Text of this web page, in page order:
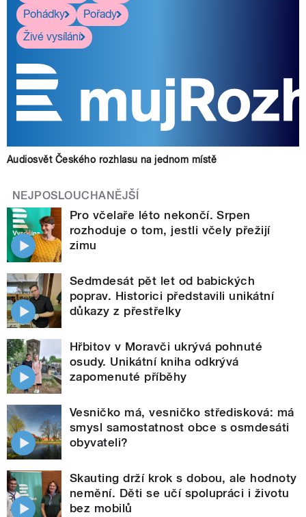
Pohádky
Pořady
Živé vysílání
Audiosvět Českého rozhlasu na jednom místě
NEJPOSLOUCHANĚJŠÍ
Pro včelaře léto nekončí. Srpen
rozhoduje o tom, jestli včely přežijí
zimu
Sedmdesát pět let od babických
poprav. Historici představili unikátní
důkazy z přestřelky
Hřbitov v Moravči ukrývá pohnuté
osudy. Unikátní kniha odkrývá
zapomenuté příběhy
Vesničko má, vesničko středisková: má
smysl samostatnost obce s osmdesáti
obyvateli?
Skauting drží krok s dobou, ale hodnoty
nemění. Děti se učí spolupráci i životu
bez mobilů